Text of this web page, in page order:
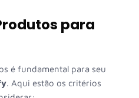
para
é fundamental para seu
. Aqui estão os critérios